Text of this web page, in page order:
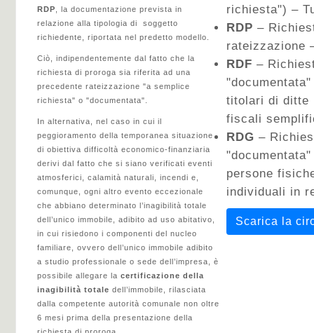
RDP , la documentazione prevista in
relazione alla tipologia di soggetto
richiedente, riportata nel predetto modello.
Ciò, indipendentemente dal fatto che la
richiesta di proroga sia riferita ad una
precedente rateizzazione "a semplice
richiesta" o "documentata".
In alternativa, nel caso in cui il
peggioramento della temporanea situazione
di obiettiva difficoltà economico-finanziaria
derivi dal fatto che si siano verificati eventi
atmosferici, calamità naturali, incendi e,
comunque, ogni altro evento eccezionale
che abbiano determinato l’inagibilità totale
dell’unico immobile, adibito ad uso abitativo,
in cui risiedono i componenti del nucleo
familiare, ovvero dell’unico immobile adibito
a studio professionale o sede dell’impresa, è
possibile allegare la certificazione della
inagibilità totale dell’immobile, rilasciata
dalla competente autorità comunale non oltre
6 mesi prima della presentazione della
richiesta") –
RDP –
rateizzazione
RDF –
titolari di ditte
fiscali
RDG –
persone
individuali in
Scarica la